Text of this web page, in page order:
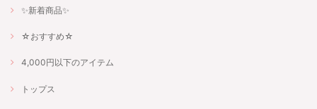
✨新着商品✨
☆おすすめ☆
4,000円以下のアイテム
トップス